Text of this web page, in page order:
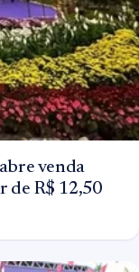
venda
de R$ 12,50